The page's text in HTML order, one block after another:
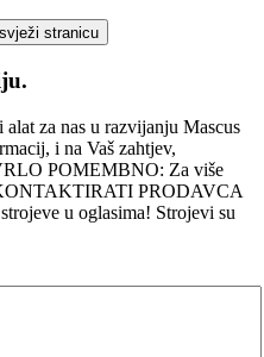
stranicu
za nas u razvijanju Mascus
i na Vaš zahtjev,
POMEMBNO: Za više
PRODAVCA
u oglasima! Strojevi su